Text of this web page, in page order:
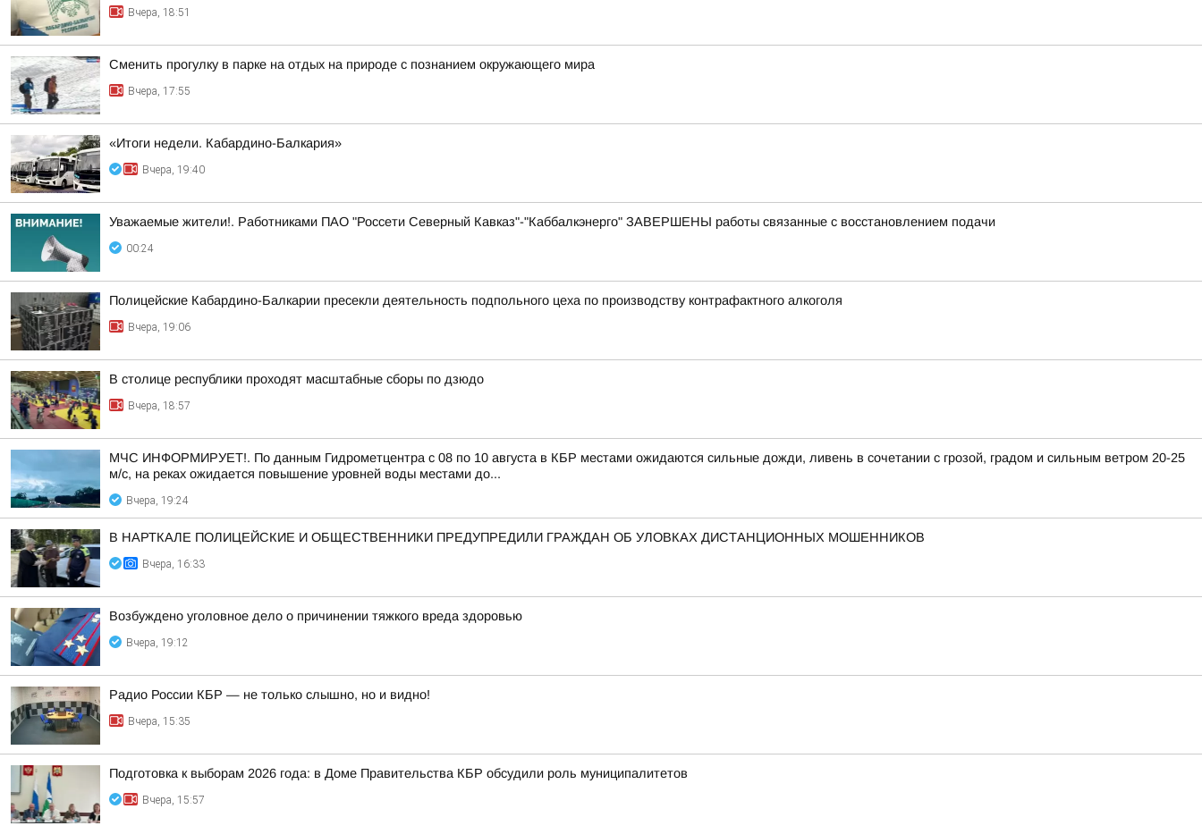
Вчера, 18:51
Сменить прогулку в парке на отдых на природе с познанием окружающего мира
Вчера, 17:55
«Итоги недели. Кабардино-Балкария»
Вчера, 19:40
Уважаемые жители!. Работниками ПАО "Россети Северный Кавказ"-"Каббалкэнерго" ЗАВЕРШЕНЫ работы связанные с восстановлением подачи
00:24
Полицейские Кабардино-Балкарии пресекли деятельность подпольного цеха по производству контрафактного алкоголя
Вчера, 19:06
В столице республики проходят масштабные сборы по дзюдо
Вчера, 18:57
МЧС ИНФОРМИРУЕТ!. По данным Гидрометцентра с 08 по 10 августа в КБР местами ожидаются сильные дожди, ливень в сочетании с грозой, градом и сильным ветром 20-25
м/с, на реках ожидается повышение уровней воды местами до...
Вчера, 19:24
В НАРТКАЛЕ ПОЛИЦЕЙСКИЕ И ОБЩЕСТВЕННИКИ ПРЕДУПРЕДИЛИ ГРАЖДАН ОБ УЛОВКАХ ДИСТАНЦИОННЫХ МОШЕННИКОВ
Вчера, 16:33
Возбуждено уголовное дело о причинении тяжкого вреда здоровью
Вчера, 19:12
Радио России КБР — не только слышно, но и видно!
Вчера, 15:35
Подготовка к выборам 2026 года: в Доме Правительства КБР обсудили роль муниципалитетов
Вчера, 15:57